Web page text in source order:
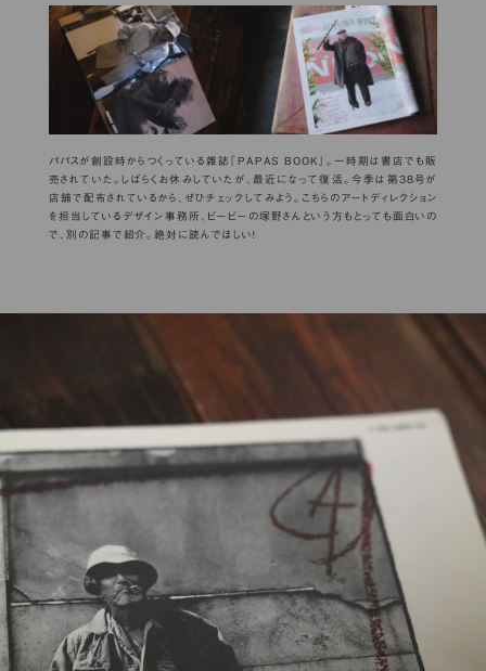
パパスが創設時からつくっている雑誌『PAPAS BOOK』。一時期は書店でも販
売されていた。しばらくお休みしていたが、最近になって復活。今季は第38号が
店舗で配布されているから、ぜひチェックしてみよう。こちらのアートディレクション
を担当しているデザイン事務所、ビービーの塚野さんという方もとっても面白いの
で、別の記事で紹介。絶対に読んでほしい！